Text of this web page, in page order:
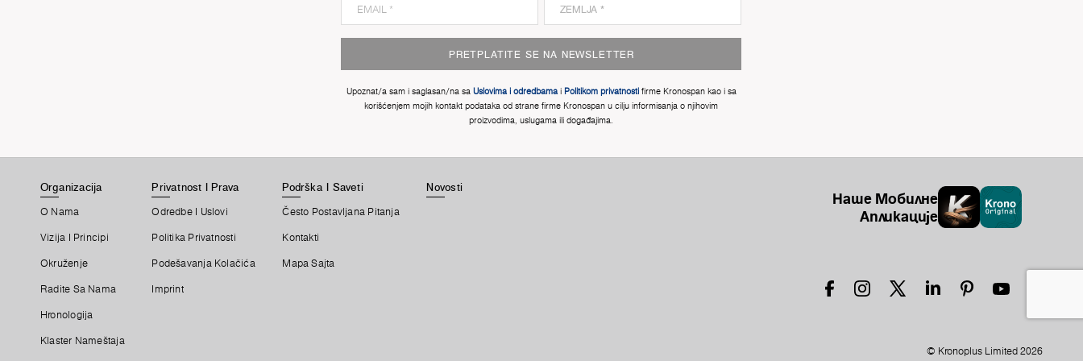
PRETPLATITE SE NA NEWSLETTER
Upoznat/a sam i saglasan/na sa Uslovima i odredbamai Politikom privatnostifirme Kronospan kao i sa
korišćenjem mojih kontakt podataka od strane firme Kronospan u cilju informisanja o njihovim
proizvodima, uslugama ili događajima.
Organizacija
O Nama
Vizija I Principi
Okruženje
Radite Sa Nama
Hronologija
Klaster Nameštaja
Privatnost I Prava
Odredbe I Uslovi
Politika Privatnosti
Podešavanja Kolačića
Imprint
Podrška I Saveti
Često Postavljana Pitanja
Kontakti
Mapa Sajta
Novosti
Наше Мобилне
Апликације
© Kronoplus Limited 2026